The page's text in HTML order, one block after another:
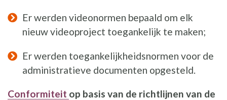
Er werden videonormen bepaald om elk
nieuw videoproject toegankelijk te maken;
Er werden toegankelijkheidsnormen voor de
administratieve documenten opgesteld.
Conformiteit op basis van de richtlijnen van de